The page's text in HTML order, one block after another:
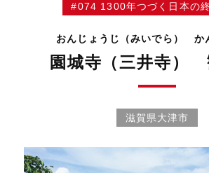
#074 1300年つづく日本の
おんじょうじ（みいでら） か
園城寺（三井寺）
滋賀県大津市